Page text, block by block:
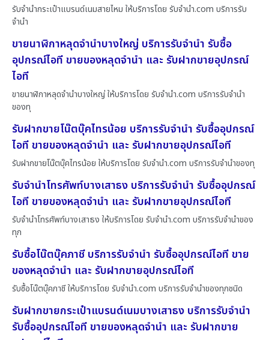
รับจำนำกระเป๋าแบรนด์เนมสายไหม ให้บริการโดย รับจํานํา.com บริการรับ
จำนำ
ขายนาฬิกาหลุดจำนำบางใหญ่ บริการรับจำนำ รับซื้อ
อุปกรณ์ไอที ขายของหลุดจำนำ และ รับฝากขายอุปกรณ์
ไอที
ขายนาฬิกาหลุดจำนำบางใหญ่ ให้บริการโดย รับจํานํา.com บริการรับจำนำ
ของทุ
รับฝากขายโน๊ตบุ๊คไทรน้อย บริการรับจำนำ รับซื้ออุปกรณ์
ไอที ขายของหลุดจำนำ และ รับฝากขายอุปกรณ์ไอที
รับฝากขายโน๊ตบุ๊คไทรน้อย ให้บริการโดย รับจํานํา.com บริการรับจำนำของทุ
รับจำนำโทรศัพท์บางเสาธง บริการรับจำนำ รับซื้ออุปกรณ์
ไอที ขายของหลุดจำนำ และ รับฝากขายอุปกรณ์ไอที
รับจำนำโทรศัพท์บางเสาธง ให้บริการโดย รับจํานํา.com บริการรับจำนำของ
ทุก
รับซื้อโน๊ตบุ๊คภาชี บริการรับจำนำ รับซื้ออุปกรณ์ไอที ขาย
ของหลุดจำนำ และ รับฝากขายอุปกรณ์ไอที
รับซื้อโน๊ตบุ๊คภาชี ให้บริการโดย รับจํานํา.com บริการรับจำนำของทุกชนิด
รับฝากขายกระเป๋าแบรนด์เนมบางเสาธง บริการรับจำนำ
รับซื้ออุปกรณ์ไอที ขายของหลุดจำนำ และ รับฝากขาย